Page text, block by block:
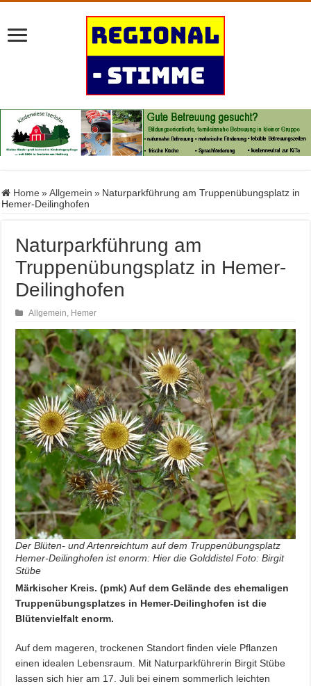
Home » Allgemein » Naturparkführung am Truppenübungsplatz in
Hemer-Deilinghofen
Naturparkführung am
Truppenübungsplatz in Hemer-
Deilinghofen
Allgemein Hemer
Der Blüten- und Artenreichtum auf dem Truppenübungsplatz
Hemer-Deilinghofen ist enorm: Hier die Golddistel Foto: Birgit
Stübe
Märkischer Kreis. (pmk) Auf dem Gelände des ehemaligen
Truppenübungsplatzes in Hemer-Deilinghofen ist die
Blütenvielfalt enorm.
Auf dem mageren, trockenen Standort finden viele Pflanzen
einen idealen Lebensraum. Mit Naturparkführerin Birgit Stübe
lassen sich hier am 17. Juli bei einem sommerlich leichten